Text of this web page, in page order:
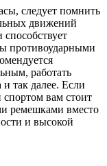
следует помнить
движений
противоударными
работать
так далее. Если
вам стоит
ремешками вместо
и высокой